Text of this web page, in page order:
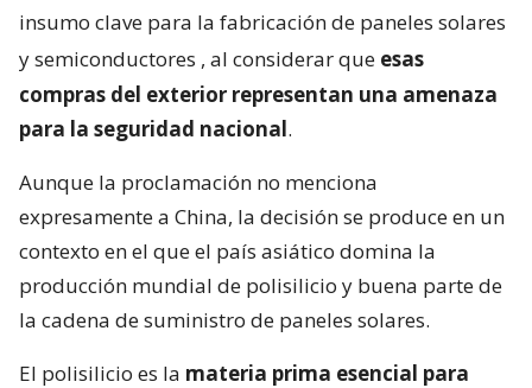
insumo clave para la fabricación de paneles solares
y semiconductores , al considerar que esas
compras del exterior representan una amenaza
para la seguridad nacional.
Aunque la proclamación no menciona
expresamente a China, la decisión se produce en un
contexto en el que el país asiático domina la
producción mundial de polisilicio y buena parte de
la cadena de suministro de paneles solares.
El polisilicio es la materia prima esencial para